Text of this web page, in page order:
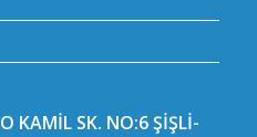
KAMİL SK. NO:6 ŞİŞLİ-